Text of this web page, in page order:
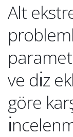
Alt
ve dı̇z
göre